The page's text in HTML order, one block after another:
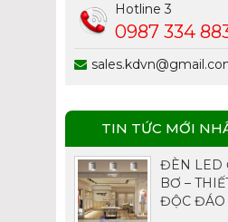
Hotline 3
0987 334
TIN TỨC MỚI
ĐÈN LED
BƠ –
ĐỘC ĐÁO